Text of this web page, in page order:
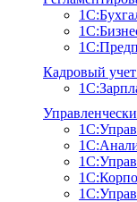
Кадровый учет